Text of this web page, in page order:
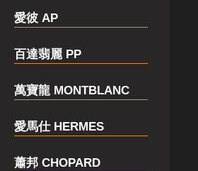
愛彼 AP
百達翡麗 PP
萬寶龍 MONTBLANC
愛馬仕 HERMES
蕭邦 CHOPARD